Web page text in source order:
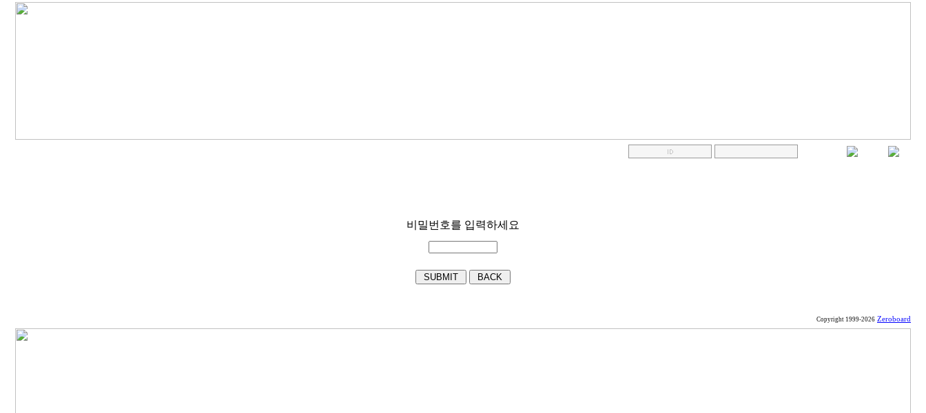
비밀번호를 입력하세요
Copyright 1999-2026 Zeroboard